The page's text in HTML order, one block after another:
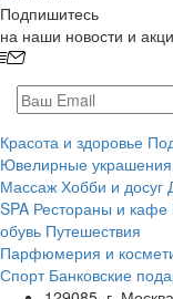
Подпишитесь
на наши новости и
Красота и здоровье
Ювелирные украшения
Массаж Хобби и досуг
SPA Рестораны и кафе
обувь Путешествия
Парфюмерия и
Спорт Банковские